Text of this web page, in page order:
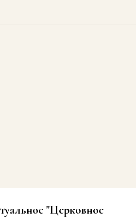
"Церковное